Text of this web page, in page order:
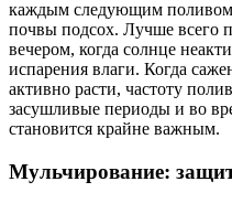
каждым следующим поливом
почвы подсох. Лучше всего
вечером, когда солнце
испарения влаги. Когда
активно расти, частоту
засушливые периоды и во
становится крайне важным.
Мульчирование: